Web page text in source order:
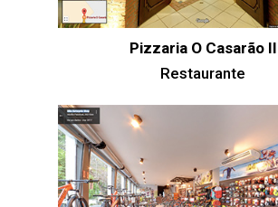
Pizzaria O Casarão II
Restaurante